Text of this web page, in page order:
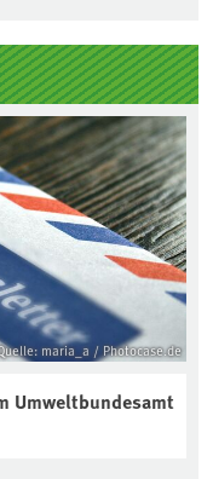
maria_a / Photocase.de
Umweltbundesamt